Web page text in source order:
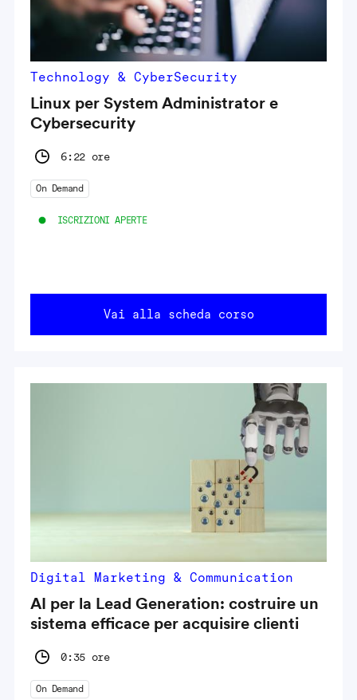
Technology & CyberSecurity
Linux per System Administrator e
Cybersecurity
6:22 ore
On Demand
ISCRIZIONI APERTE
Vai alla scheda corso
Digital Marketing & Communication
AI per la Lead Generation: costruire un
sistema efficace per acquisire clienti
0:35 ore
On Demand